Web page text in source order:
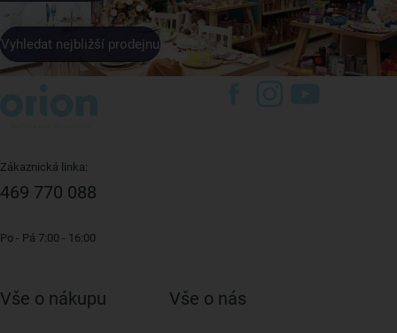
Vyhledat nejbližší prodejnu
Zákaznická linka:
469 770 088
Po - Pá 7:00 - 16:00
Vše o nákupu Vše o nás